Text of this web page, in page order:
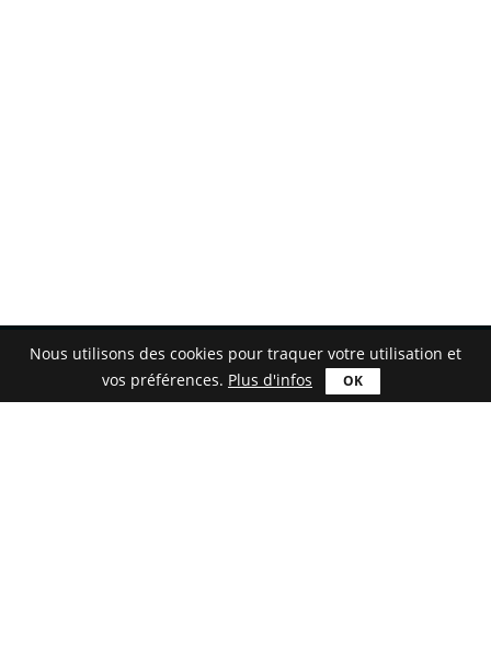
Français
Nous utilisons des cookies pour traquer votre utilisation et
vos préférences. Plus d'infos